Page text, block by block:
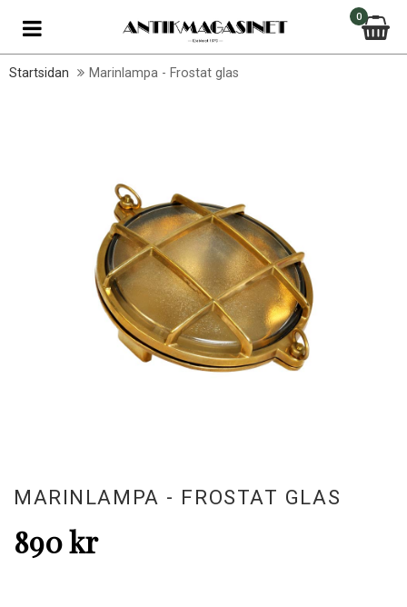
0
Startsidan Marinlampa - Frostat glas
MARINLAMPA - FROSTAT GLAS
890 kr